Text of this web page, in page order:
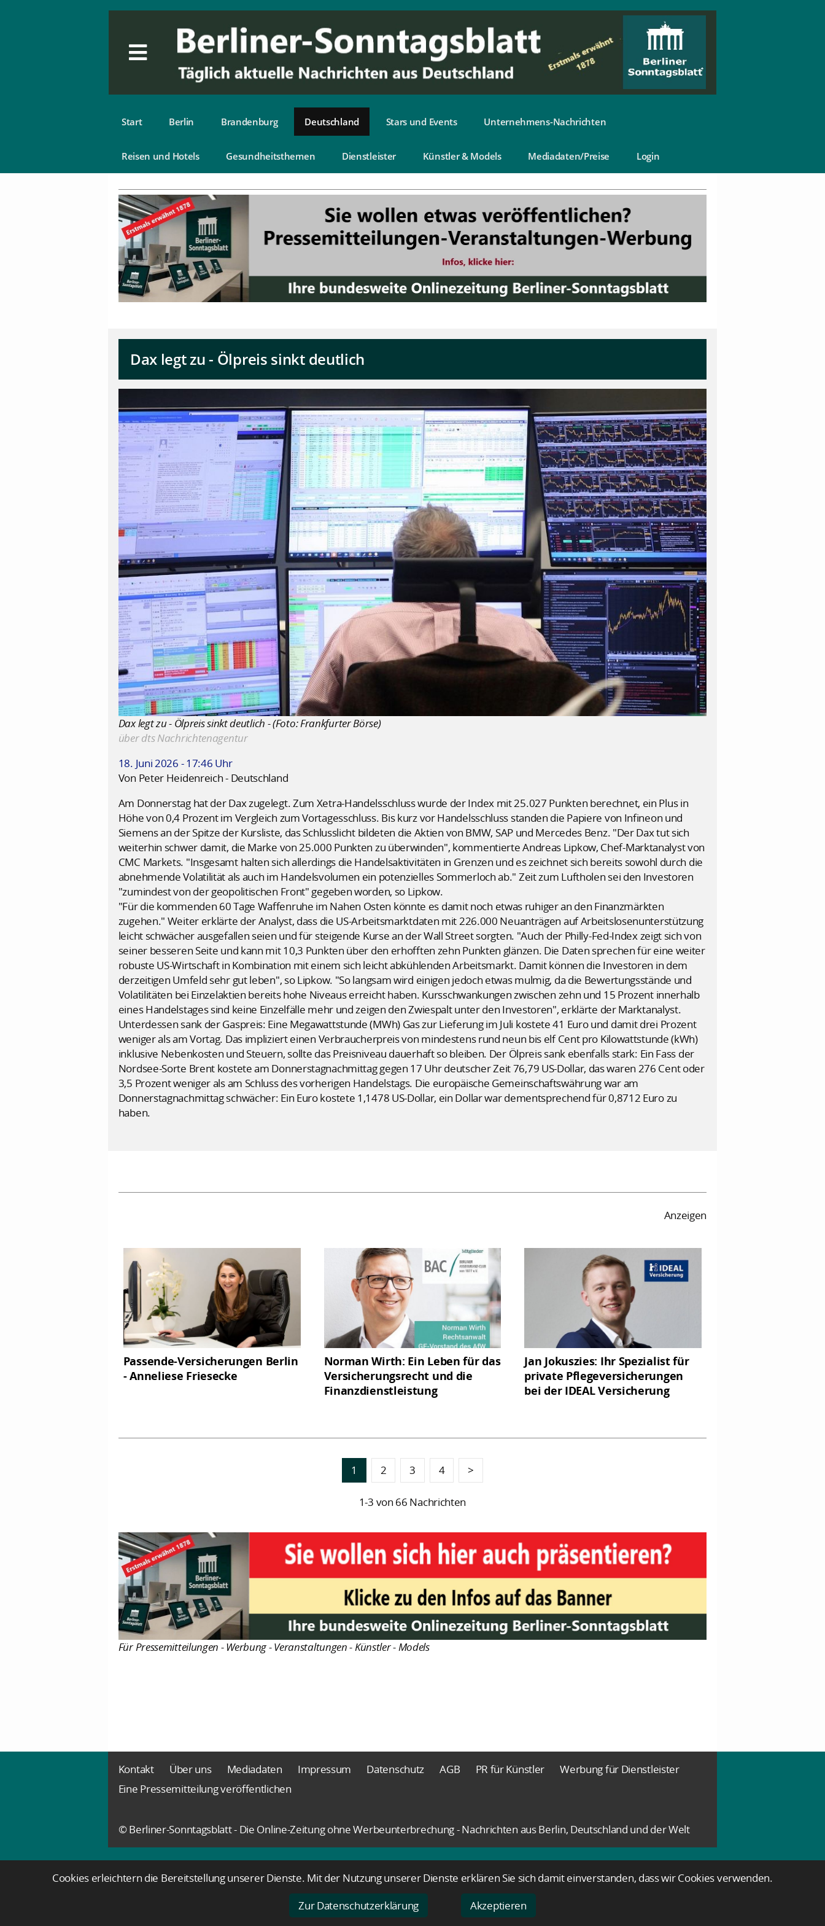
Start Berlin Brandenburg Deutschland Stars und Events Unternehmens-Nachrichten
Reisen und Hotels Gesundheitsthemen Dienstleister Künstler & Models Mediadaten/Preise Login
Dax legt zu - Ölpreis sinkt deutlich
Dax legt zu - Ölpreis sinkt deutlich - (Foto: Frankfurter Börse)
über dts Nachrichtenagentur
18. Juni 2026 - 17:46 Uhr
Von Peter Heidenreich - Deutschland
Am Donnerstag hat der Dax zugelegt. Zum Xetra-Handelsschluss wurde der Index mit 25.027 Punkten berechnet, ein Plus in
Höhe von 0,4 Prozent im Vergleich zum Vortagesschluss. Bis kurz vor Handelsschluss standen die Papiere von Infineon und
Siemens an der Spitze der Kursliste, das Schlusslicht bildeten die Aktien von BMW, SAP und Mercedes Benz. "Der Dax tut sich
weiterhin schwer damit, die Marke von 25.000 Punkten zu überwinden", kommentierte Andreas Lipkow, Chef-Marktanalyst von
CMC Markets. "Insgesamt halten sich allerdings die Handelsaktivitäten in Grenzen und es zeichnet sich bereits sowohl durch die
abnehmende Volatilität als auch im Handelsvolumen ein potenzielles Sommerloch ab." Zeit zum Luftholen sei den Investoren
"zumindest von der geopolitischen Front" gegeben worden, so Lipkow.
"Für die kommenden 60 Tage Waffenruhe im Nahen Osten könnte es damit noch etwas ruhiger an den Finanzmärkten
zugehen." Weiter erklärte der Analyst, dass die US-Arbeitsmarktdaten mit 226.000 Neuanträgen auf Arbeitslosenunterstützung
leicht schwächer ausgefallen seien und für steigende Kurse an der Wall Street sorgten. "Auch der Philly-Fed-Index zeigt sich von
seiner besseren Seite und kann mit 10,3 Punkten über den erhofften zehn Punkten glänzen. Die Daten sprechen für eine weiter
robuste US-Wirtschaft in Kombination mit einem sich leicht abkühlenden Arbeitsmarkt. Damit können die Investoren in dem
derzeitigen Umfeld sehr gut leben", so Lipkow. "So langsam wird einigen jedoch etwas mulmig, da die Bewertungsstände und
Volatilitäten bei Einzelaktien bereits hohe Niveaus erreicht haben. Kursschwankungen zwischen zehn und 15 Prozent innerhalb
eines Handelstages sind keine Einzelfälle mehr und zeigen den Zwiespalt unter den Investoren", erklärte der Marktanalyst.
Unterdessen sank der Gaspreis: Eine Megawattstunde (MWh) Gas zur Lieferung im Juli kostete 41 Euro und damit drei Prozent
weniger als am Vortag. Das impliziert einen Verbraucherpreis von mindestens rund neun bis elf Cent pro Kilowattstunde (kWh)
inklusive Nebenkosten und Steuern, sollte das Preisniveau dauerhaft so bleiben. Der Ölpreis sank ebenfalls stark: Ein Fass der
Nordsee-Sorte Brent kostete am Donnerstagnachmittag gegen 17 Uhr deutscher Zeit 76,79 US-Dollar, das waren 276 Cent oder
3,5 Prozent weniger als am Schluss des vorherigen Handelstags. Die europäische Gemeinschaftswährung war am
Donnerstagnachmittag schwächer: Ein Euro kostete 1,1478 US-Dollar, ein Dollar war dementsprechend für 0,8712 Euro zu
haben.
Anzeigen
Passende-Versicherungen Berlin
- Anneliese Friesecke
Norman Wirth: Ein Leben für das
Versicherungsrecht und die
Finanzdienstleistung
Jan Jokuszies: Ihr Spezialist für
private Pflegeversicherungen
bei der IDEAL Versicherung
1 2 3 4 >
1-3 von 66 Nachrichten
Für Pressemitteilungen - Werbung - Veranstaltungen - Künstler - Models
Kontakt Über uns Mediadaten Impressum Datenschutz AGB PR für Künstler
Werbung für Dienstleister
Eine Pressemitteilung veröffentlichen
© Berliner-Sonntagsblatt - Die Online-Zeitung ohne Werbeunterbrechung - Nachrichten aus Berlin, Deutschland und der Welt
Cookies erleichtern die Bereitstellung unserer Dienste. Mit der Nutzung unserer Dienste erklären Sie sich damit einverstanden, dass wir Cookies verwenden.
Zur Datenschutzerklärung
Akzeptieren